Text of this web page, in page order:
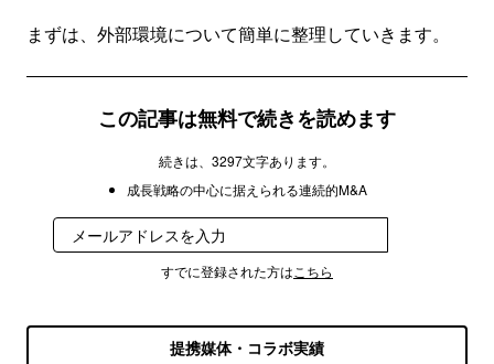
まずは、外部環境について簡単に整理していきます。
この記事は無料で続きを読めます
続きは、3297文字あります。
成長戦略の中心に据えられる連続的M&A
すでに登録された方は こちら
提携媒体・コラボ実績